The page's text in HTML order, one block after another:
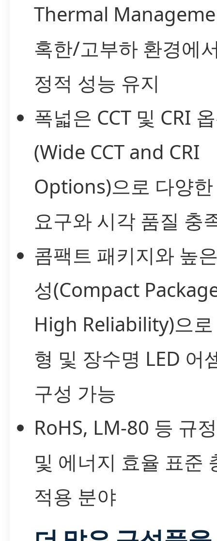
Thermal
혹한/고부하 환경에
정적 성능 유지
폭넓은 CCT 및 CRI
(Wide CCT and CRI
Options)으로 다양
요구와 시각 품질 충
콤팩트 패키지와 높
성(Compact
High Reliability)으
형 및 장수명 LED 어
구성 가능
RoHS, LM-80 등 규
및 에너지 효율 표준
적용 분야